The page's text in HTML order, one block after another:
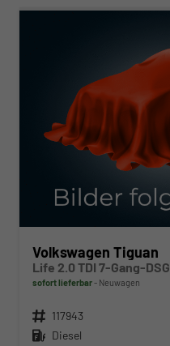
Volkswagen Tiguan
Life 2.0 TDI 7-Gang-DSG
sofort lieferbar Neuwagen
Fahrzeugnr. 117943
Kraftstoff Diesel